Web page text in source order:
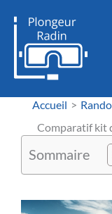
contenu
Accueil
Comparatif kit
Sommaire